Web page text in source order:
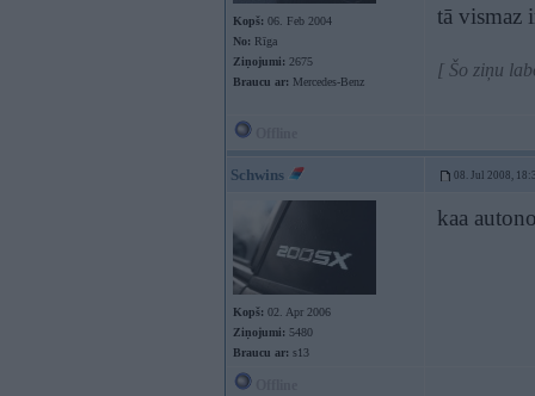
Kopš: 06. Feb 2004
No: Rīga
Ziņojumi: 2675
Braucu ar: Mercedes-Benz
tā vismaz
[ Šo ziņu
Schwins 08. Jul 2008,
Kopš: 02. Apr 2006
Ziņojumi: 5480
Braucu ar: s13
kaa